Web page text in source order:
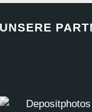
UNSERE